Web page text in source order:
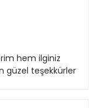
hem ilginiz
güzel teşekkürler